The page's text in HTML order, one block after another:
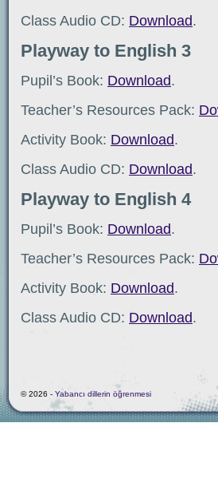
Class Audio CD: Download.
Playway to English 3
Pupil’s Book: Download.
Teacher’s Resources Pack:
Activity Book: Download.
Class Audio CD: Download.
Playway to English 4
Pupil’s Book: Download.
Teacher’s Resources Pack:
Activity Book: Download.
Class Audio CD: Download.
© 2026 - Yabancı dillerin öğrenmesi